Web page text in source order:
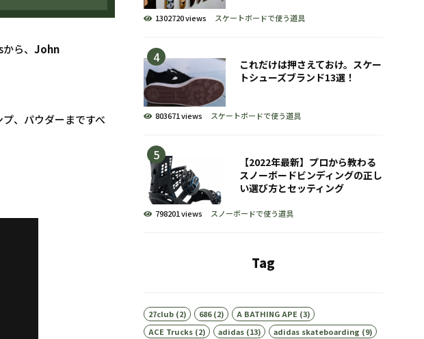
ら、 John
、パウダーまですべ
1302720 views スケートボードで使う道具
これだけは押さえておけ。スケー
トシューズブランド13選！
803671 views スケートボードで使う道具
【2022年最新】プロから教わる
スノーボードビンディングの正し
い選び方とセッティング
798201 views スノーボードで使う道具
Tag
27club(2) 686(2) A BATHING APE(3)
ACE Trucks(2) adidas(13) adidas skateboarding (9)